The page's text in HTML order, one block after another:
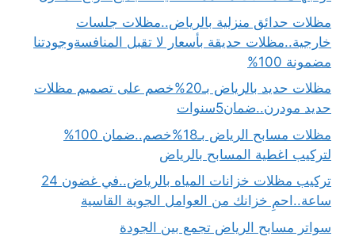
مظلات حدائق منزلية بالرياض..مظلات جلسات
خارجية..مظلات حديقة بأسعار لا تقبل المنافسةوجودتنا
مضمونة 100%
مظلات حديد بالرياض بـ20%خصم على تصميم مظلات
حديد مودرن..ضمان5سنوات
مظلات مسابح الرياض بـ18%خصم..ضمان 100%
لتركيب اغطية المسابح بالرياض
تركيب مظلات خزانات المياه بالرياض..في غضون 24
ساعة..احمِ خزانك من العوامل الجوية القاسية
سواتر مسابح الرياض تجمع بين الجودة